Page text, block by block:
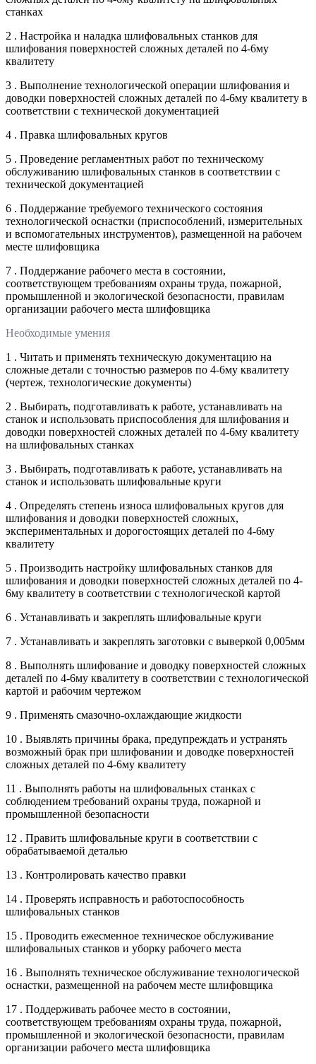
станках
2 . Настройка и наладка шлифовальных станков для
шлифования поверхностей сложных деталей по 4-6му
квалитету
3 . Выполнение технологической операции шлифования и
доводки поверхностей сложных деталей по 4-6му квалитету в
соответствии с технической документацией
4 . Правка шлифовальных кругов
5 . Проведение регламентных работ по техническому
обслуживанию шлифовальных станков в соответствии с
технической документацией
6 . Поддержание требуемого технического состояния
технологической оснастки (приспособлений, измерительных
и вспомогательных инструментов), размещенной на рабочем
месте шлифовщика
7 . Поддержание рабочего места в состоянии,
соответствующем требованиям охраны труда, пожарной,
промышленной и экологической безопасности, правилам
организации рабочего места шлифовщика
Необходимые умения
1 . Читать и применять техническую документацию на
сложные детали с точностью размеров по 4-6му квалитету
(чертеж, технологические документы)
2 . Выбирать, подготавливать к работе, устанавливать на
станок и использовать приспособления для шлифования и
доводки поверхностей сложных деталей по 4-6му квалитету
на шлифовальных станках
3 . Выбирать, подготавливать к работе, устанавливать на
станок и использовать шлифовальные круги
4 . Определять степень износа шлифовальных кругов для
шлифования и доводки поверхностей сложных,
экспериментальных и дорогостоящих деталей по 4-6му
квалитету
5 . Производить настройку шлифовальных станков для
шлифования и доводки поверхностей сложных деталей по 4-
6му квалитету в соответствии с технологической картой
6 . Устанавливать и закреплять шлифовальные круги
7 . Устанавливать и закреплять заготовки с выверкой 0,005мм
8 . Выполнять шлифование и доводку поверхностей сложных
деталей по 4-6му квалитету в соответствии с технологической
картой и рабочим чертежом
9 . Применять смазочно-охлаждающие жидкости
10 . Выявлять причины брака, предупреждать и устранять
возможный брак при шлифовании и доводке поверхностей
сложных деталей по 4-6му квалитету
11 . Выполнять работы на шлифовальных станках с
соблюдением требований охраны труда, пожарной и
промышленной безопасности
12 . Править шлифовальные круги в соответствии с
обрабатываемой деталью
13 . Контролировать качество правки
14 . Проверять исправность и работоспособность
шлифовальных станков
15 . Проводить ежесменное техническое обслуживание
шлифовальных станков и уборку рабочего места
16 . Выполнять техническое обслуживание технологической
оснастки, размещенной на рабочем месте шлифовщика
17 . Поддерживать рабочее место в состоянии,
соответствующем требованиям охраны труда, пожарной,
промышленной и экологической безопасности, правилам
организации рабочего места шлифовщика